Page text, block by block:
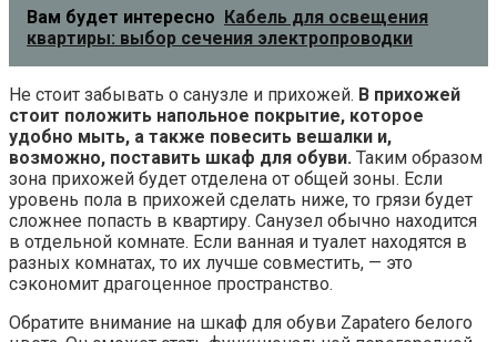
Вам будет интересно Кабель для освещения
квартиры: выбор сечения электропроводки
Не стоит забывать о санузле и прихожей. В прихожей
стоит положить напольное покрытие, которое
удобно мыть, а также повесить вешалки и,
возможно, поставить шкаф для обуви. Таким образом
зона прихожей будет отделена от общей зоны. Если
уровень пола в прихожей сделать ниже, то грязи будет
сложнее попасть в квартиру. Санузел обычно находится
в отдельной комнате. Если ванная и туалет находятся в
разных комнатах, то их лучше совместить, — это
сэкономит драгоценное пространство.
Обратите внимание на шкаф для обуви Zapatero белого